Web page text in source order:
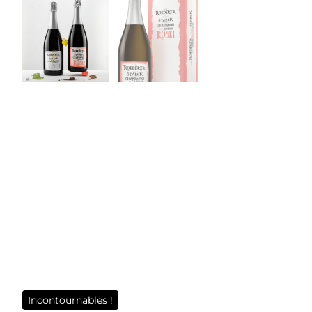
Incontournables !